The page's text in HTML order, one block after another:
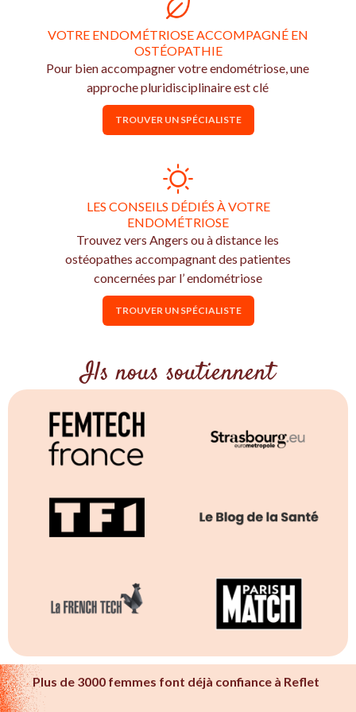
VOTRE ENDOMÉTRIOSE ACCOMPAGNÉ EN
OSTÉOPATHIE
Pour bien accompagner votre endométriose, une
approche pluridisciplinaire est clé
TROUVER UN SPÉCIALISTE
LES CONSEILS DÉDIÉS À VOTRE
ENDOMÉTRIOSE
Trouvez vers Angers ou à distance les
ostéopathes accompagnant des patientes
concernées par l’ endométriose
TROUVER UN SPÉCIALISTE
Ils nous soutiennent
Plus de 3000 femmes font déjà confiance à Reflet